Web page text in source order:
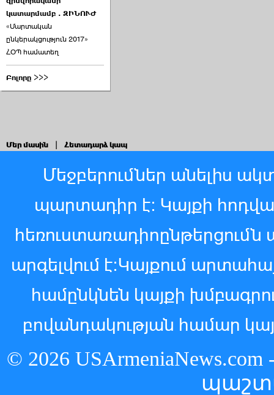
կատարմամբ . ԶԻՆՈՒԺ
«Մարտական
ընկերակցություն 2017»
ՀՕՊ համատեղ
Բոլորը >>>
Մեր մասին Հետադարձ կապ
Մեջբերումներ անելիս
պարտադիր է: Կայքի
հեռուստառադիոընթերցումն
արգելվում է:Կայքում
համընկնեն կայքի
բովանդակության համար
© 2026